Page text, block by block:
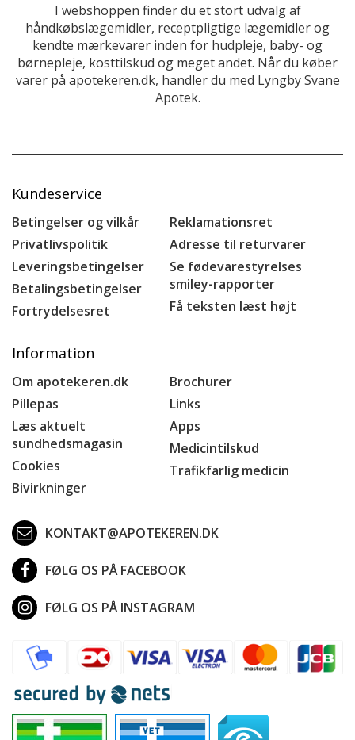
I webshoppen finder du et stort udvalg af
håndkøbslægemidler, receptpligtige lægemidler og
kendte mærkevarer inden for hudpleje, baby- og
børnepleje, kosttilskud og meget andet. Når du køber
varer på apotekeren.dk, handler du med Lyngby Svane
Apotek.
Kundeservice
Betingelser og vilkår
Privatlivspolitik
Leveringsbetingelser
Betalingsbetingelser
Fortrydelsesret
Reklamationsret
Adresse til returvarer
Se fødevarestyrelses
smiley-rapporter
Få teksten læst højt
Information
Om apotekeren.dk
Pillepas
Læs aktuelt
sundhedsmagasin
Cookies
Bivirkninger
Brochurer
Links
Apps
Medicintilskud
Trafikfarlig medicin
KONTAKT@APOTEKEREN.DK
FØLG OS PÅ FACEBOOK
FØLG OS PÅ INSTAGRAM